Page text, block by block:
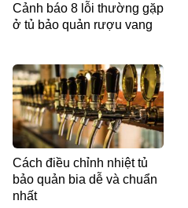
Cảnh báo 8 lỗi thường gặp
ở tủ bảo quản rượu vang
Cách điều chỉnh nhiệt tủ
bảo quản bia dễ và chuẩn
nhất